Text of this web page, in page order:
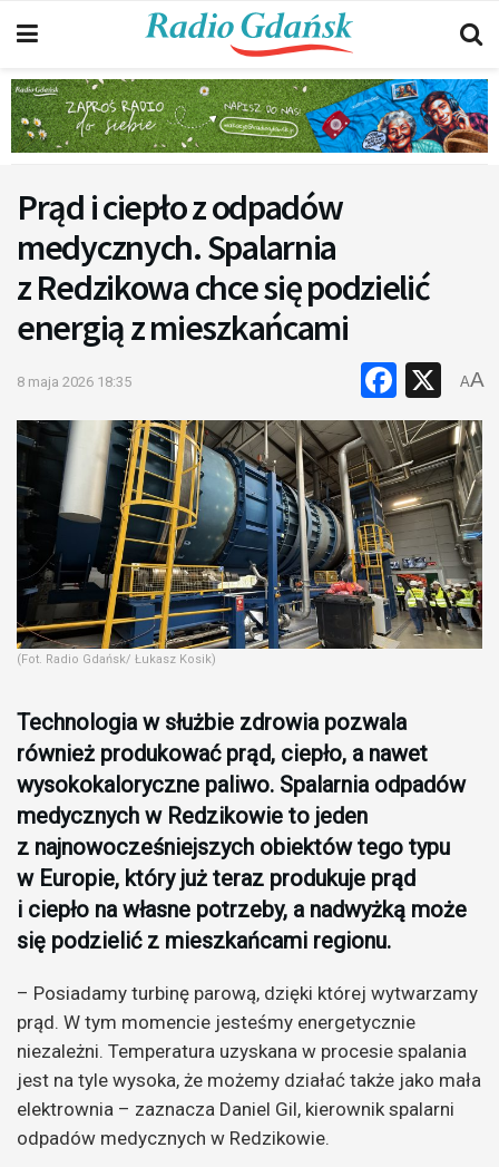
Prąd i ciepło z odpadów
medycznych. Spalarnia
z Redzikowa chce się podzielić
energią z mieszkańcami
8 maja 2026 18:35 X
AA
(Fot. Radio Gdańsk/ Łukasz Kosik)
Technologia w służbie zdrowia pozwala
również produkować prąd, ciepło, a nawet
wysokokaloryczne paliwo. Spalarnia odpadów
medycznych w Redzikowie to jeden
z najnowocześniejszych obiektów tego typu
w Europie, który już teraz produkuje prąd
i ciepło na własne potrzeby, a nadwyżką może
się podzielić z mieszkańcami regionu.
– Posiadamy turbinę parową, dzięki której wytwarzamy
prąd. W tym momencie jesteśmy energetycznie
niezależni. Temperatura uzyskana w procesie spalania
jest na tyle wysoka, że możemy działać także jako mała
elektrownia – zaznacza Daniel Gil, kierownik spalarni
odpadów medycznych w Redzikowie.